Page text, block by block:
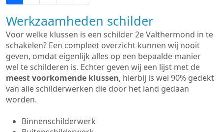
Werkzaamheden schilder
Voor welke klussen is een schilder 2e Valthermond in te
schakelen? Een compleet overzicht kunnen wij nooit
geven, omdat eigenlijk alles op een bepaalde manier
wel te schilderen is. Echter geven wij een lijst met de
meest voorkomende klussen, hierbij is wel 90% gedekt
van alle schilderwerken die door het land gedaan
worden.
Binnenschilderwerk